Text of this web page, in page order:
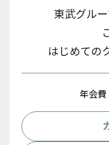
東武グル
はじめての
年会費